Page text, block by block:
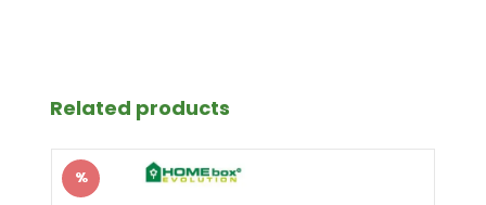
Produktgalerie überspringen
Related products
Rabatt
%